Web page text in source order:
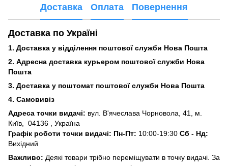
Доставка Оплата Повернення
Доставка по Україні
1. Доставка у відділення поштової служби Нова Пошта
2. Адресна доставка курьером поштової служби Нова
Пошта
3. Доставка у поштомат поштової служби Нова Пошта
4. Самовивіз
Адреса точки видачі: вул. В'ячеслава Чорновола, 41, м.
Київ,
04136 , Україна
Графік роботи точки видачі: Пн-Пт: 10:00-19:30 Сб - Нд:
Вихідний
Важливо: Деякі товари трібно переміщувати в точку видачі. За